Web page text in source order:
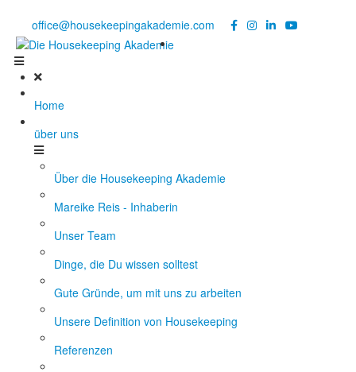
office@housekeepingakademie.com
Home
über uns
Über die Housekeeping Akademie
Mareike Reis - Inhaberin
Unser Team
Dinge, die Du wissen solltest
Gute Gründe, um mit uns zu arbeiten
Unsere Definition von Housekeeping
Referenzen